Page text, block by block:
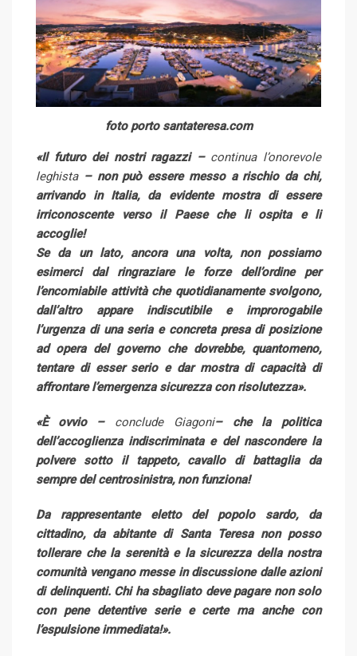
foto porto santateresa.com
«Il futuro dei nostri ragazzi – continua l’onorevole
leghista– non può essere messo a rischio da chi,
arrivando in Italia, da evidente mostra di essere
irriconoscente verso il Paese che li ospita e li
accoglie!
Se da un lato, ancora una volta, non possiamo
esimerci dal ringraziare le forze dell’ordine per
l’encomiabile attività che quotidianamente svolgono,
dall’altro appare indiscutibile e improrogabile
l’urgenza di una seria e concreta presa di posizione
ad opera del governo che dovrebbe, quantomeno,
tentare di esser serio e dar mostra di capacità di
affrontare l’emergenza sicurezza con risolutezza».
«È ovvio – conclude Giagoni– che la politica
dell’accoglienza indiscriminata e del nascondere la
polvere sotto il tappeto, cavallo di battaglia da
sempre del centrosinistra, non funziona!
Da rappresentante eletto del popolo sardo, da
cittadino, da abitante di Santa Teresa non posso
tollerare che la serenità e la sicurezza della nostra
comunità vengano messe in discussione dalle azioni
di delinquenti. Chi ha sbagliato deve pagare non solo
con pene detentive serie e certe ma anche con
l’espulsione immediata!».